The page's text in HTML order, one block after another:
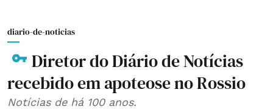
diario-de-noticias
Diretor do Diário de Notícias
recebido em apoteose no Rossio
Notícias de há 100 anos.